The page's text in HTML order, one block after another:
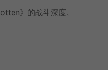
》的战斗深度。